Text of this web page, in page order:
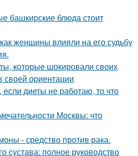
башкирские блюда стоит
женщины влияли на его судьбу
которые шокировали своих
ориентации
диеты не работаю, то что
Москвы: что
- средство против рака.
сустава: полное руководство